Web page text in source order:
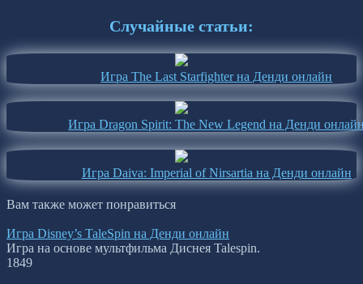
Случайные статьи:
Игра The Last Starfighter на Денди онлайн
Игра Dragon Spirit: The New Legend на Денди
Игра Daiva: Imperial of Nirsartia на Денди онлайн
Вам также может понравиться
Игра Disney’s TaleSpin на Денди онлайн
Игра на основе мультфильма Диснея Talespin.
1849